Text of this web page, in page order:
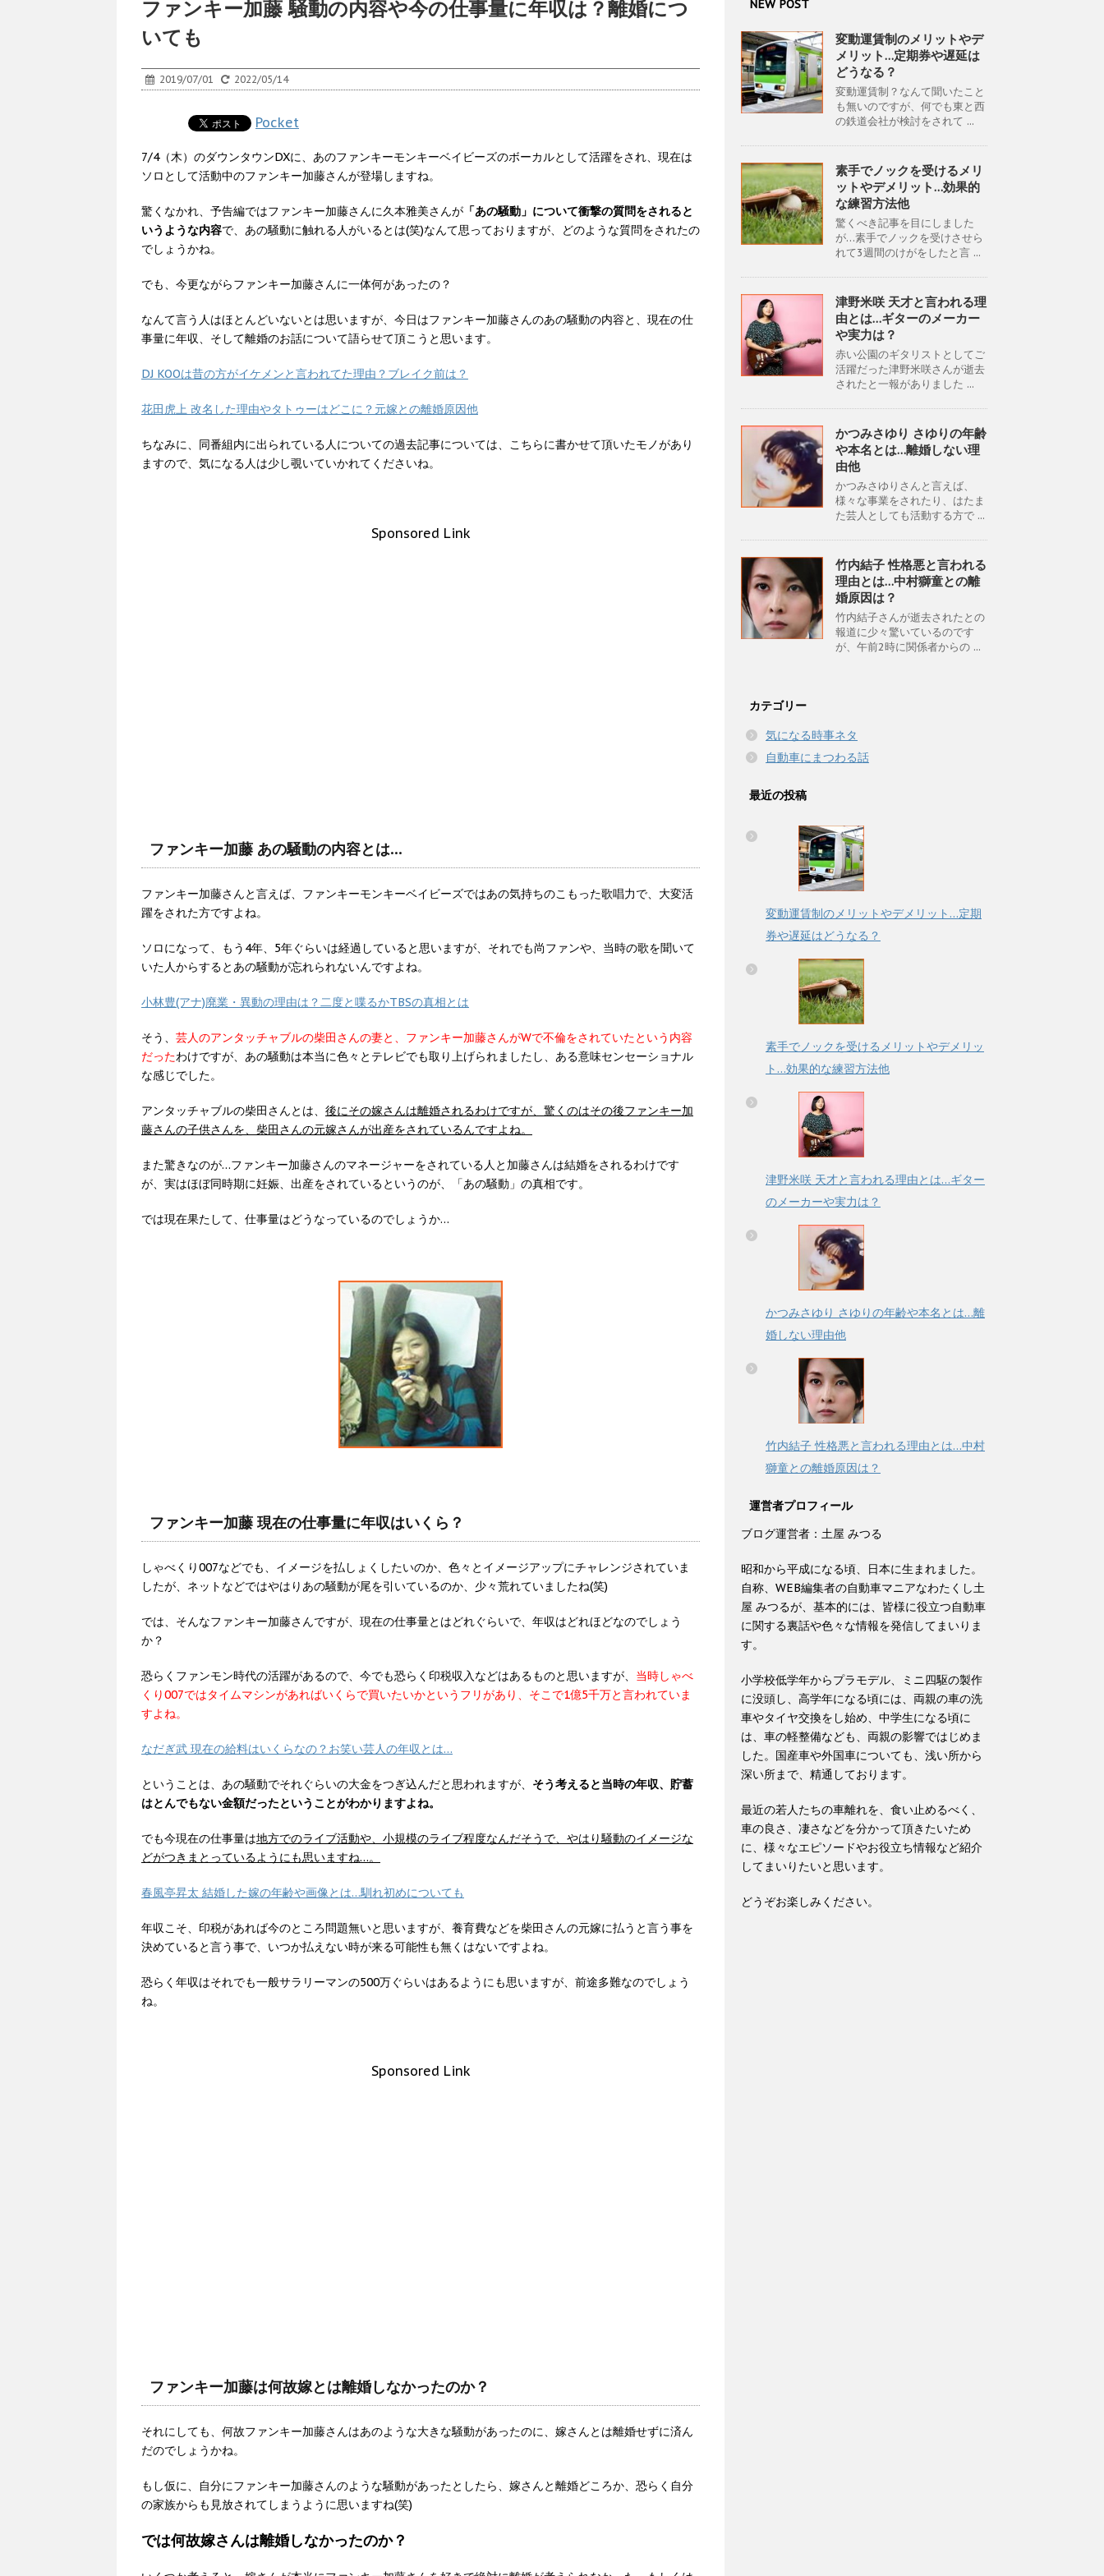
ファンキー加藤 騒動の内容や今の仕事量に年収は？離婚につ
いても
2019/07/01 2022/05/14
Pocket
7/4（木）のダウンタウンDXに、あのファンキーモンキーベイビーズのボーカルとして活躍をされ、現在は
ソロとして活動中のファンキー加藤さんが登場しますね。
驚くなかれ、予告編ではファンキー加藤さんに久本雅美さんが 「あの騒動」について衝撃の質問をされると
いうような内容で、あの騒動に触れる人がいるとは(笑)なんて思っておりますが、どのような質問をされたの
でしょうかね。
でも、今更ながらファンキー加藤さんに一体何があったの？
なんて言う人はほとんどいないとは思いますが、今日はファンキー加藤さんのあの騒動の内容と、現在の仕
事量に年収、そして離婚のお話について語らせて頂こうと思います。
DJ KOOは昔の方がイケメンと言われてた理由？ブレイク前は？
花田虎上 改名した理由やタトゥーはどこに？元嫁との離婚原因他
ちなみに、同番組内に出られている人についての過去記事については、こちらに書かせて頂いたモノがあり
ますので、気になる人は少し覗いていかれてくださいね。
Sponsored Link
ファンキー加藤 あの騒動の内容とは…
ファンキー加藤さんと言えば、ファンキーモンキーベイビーズではあの気持ちのこもった歌唱力で、大変活
躍をされた方ですよね。
ソロになって、もう4年、5年ぐらいは経過していると思いますが、それでも尚ファンや、当時の歌を聞いて
いた人からするとあの騒動が忘れられないんですよね。
小林豊(アナ)廃業・異動の理由は？二度と喋るかTBSの真相とは
そう、 芸人のアンタッチャブルの柴田さんの妻と、ファンキー加藤さんがWで不倫をされていたという内容
だったわけですが、あの騒動は本当に色々とテレビでも取り上げられましたし、ある意味センセーショナル
な感じでした。
アンタッチャブルの柴田さんとは、 後にその嫁さんは離婚されるわけですが、驚くのはその後ファンキー加
藤さんの子供さんを、柴田さんの元嫁さんが出産をされているんですよね。
また驚きなのが…ファンキー加藤さんのマネージャーをされている人と加藤さんは結婚をされるわけです
が、実はほぼ同時期に妊娠、出産をされているというのが、「あの騒動」の真相です。
では現在果たして、仕事量はどうなっているのでしょうか…
ファンキー加藤 現在の仕事量に年収はいくら？
しゃべくり007などでも、イメージを払しょくしたいのか、色々とイメージアップにチャレンジされていま
したが、ネットなどではやはりあの騒動が尾を引いているのか、少々荒れていましたね(笑)
では、そんなファンキー加藤さんですが、現在の仕事量とはどれぐらいで、年収はどれほどなのでしょう
か？
恐らくファンモン時代の活躍があるので、今でも恐らく印税収入などはあるものと思いますが、 当時しゃべ
くり007ではタイムマシンがあればいくらで買いたいかというフリがあり、そこで1億5千万と言われていま
すよね。
なだぎ武 現在の給料はいくらなの？お笑い芸人の年収とは…
ということは、あの騒動でそれぐらいの大金をつぎ込んだと思われますが、 そう考えると当時の年収、貯蓄
はとんでもない金額だったということがわかりますよね。
でも今現在の仕事量は地方でのライブ活動や、小規模のライブ程度なんだそうで、やはり騒動のイメージな
どがつきまとっているようにも思いますね…。
春風亭昇太 結婚した嫁の年齢や画像とは…馴れ初めについても
年収こそ、印税があれば今のところ問題無いと思いますが、養育費などを柴田さんの元嫁に払うと言う事を
決めていると言う事で、いつか払えない時が来る可能性も無くはないですよね。
恐らく年収はそれでも一般サラリーマンの500万ぐらいはあるようにも思いますが、前途多難なのでしょう
ね。
Sponsored Link
ファンキー加藤は何故嫁とは離婚しなかったのか？
それにしても、何故ファンキー加藤さんはあのような大きな騒動があったのに、嫁さんとは離婚せずに済ん
だのでしょうかね。
もし仮に、自分にファンキー加藤さんのような騒動があったとしたら、嫁さんと離婚どころか、恐らく自分
の家族からも見放されてしまうように思いますね(笑)
では何故嫁さんは離婚しなかったのか？
NEW POST
変動運賃制のメリットやデ
メリット…定期券や遅延は
どうなる？
変動運賃制？なんて聞いたこと
も無いのですが、何でも東と西
の鉄道会社が検討をされて ...
素手でノックを受けるメリ
ットやデメリット…効果的
な練習方法他
驚くべき記事を目にしました
が…素手でノックを受けさせら
れて3週間のけがをしたと言 ...
津野米咲 天才と言われる理
由とは…ギターのメーカー
や実力は？
赤い公園のギタリストとしてご
活躍だった津野米咲さんが逝去
されたと一報がありました ...
かつみさゆり さゆりの年齢
や本名とは…離婚しない理
由他
かつみさゆりさんと言えば、
様々な事業をされたり、はたま
た芸人としても活動する方で ...
竹内結子 性格悪と言われる
理由とは…中村獅童との離
婚原因は？
竹内結子さんが逝去されたとの
報道に少々驚いているのです
が、午前2時に関係者からの ...
カテゴリー
気になる時事ネタ
自動車にまつわる話
最近の投稿
変動運賃制のメリットやデメリット…定期
券や遅延はどうなる？
素手でノックを受けるメリットやデメリッ
ト…効果的な練習方法他
津野米咲 天才と言われる理由とは…ギター
のメーカーや実力は？
かつみさゆり さゆりの年齢や本名とは…離
婚しない理由他
竹内結子 性格悪と言われる理由とは…中村
獅童との離婚原因は？
運営者プロフィール
ブログ運営者：土屋 みつる
昭和から平成になる頃、日本に生まれました。
自称、WEB編集者の自動車マニアなわたくし土
屋 みつるが、基本的には、皆様に役立つ自動車
に関する裏話や色々な情報を発信してまいりま
す。
小学校低学年からプラモデル、ミニ四駆の製作
に没頭し、高学年になる頃には、両親の車の洗
車やタイヤ交換をし始め、中学生になる頃に
は、車の軽整備なども、両親の影響ではじめま
した。国産車や外国車についても、浅い所から
深い所まで、精通しております。
最近の若人たちの車離れを、食い止めるべく、
車の良さ、凄さなどを分かって頂きたいため
に、様々なエピソードやお役立ち情報など紹介
してまいりたいと思います。
どうぞお楽しみください。